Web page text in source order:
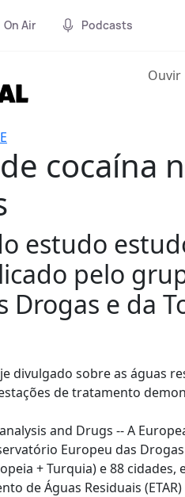
On Air Podcasts
Ouvir
cocaína
estudo
pelo
Drogas e da
divulgado sobre as águas
de tratamento
and Drugs -- A
Europeu das
+ Turquia) e 88
de Águas Residuais